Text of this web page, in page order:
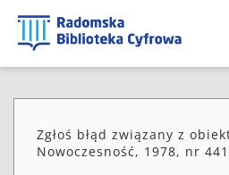
Zgłoś błąd związany z
Nowoczesność, 1978, nr 441